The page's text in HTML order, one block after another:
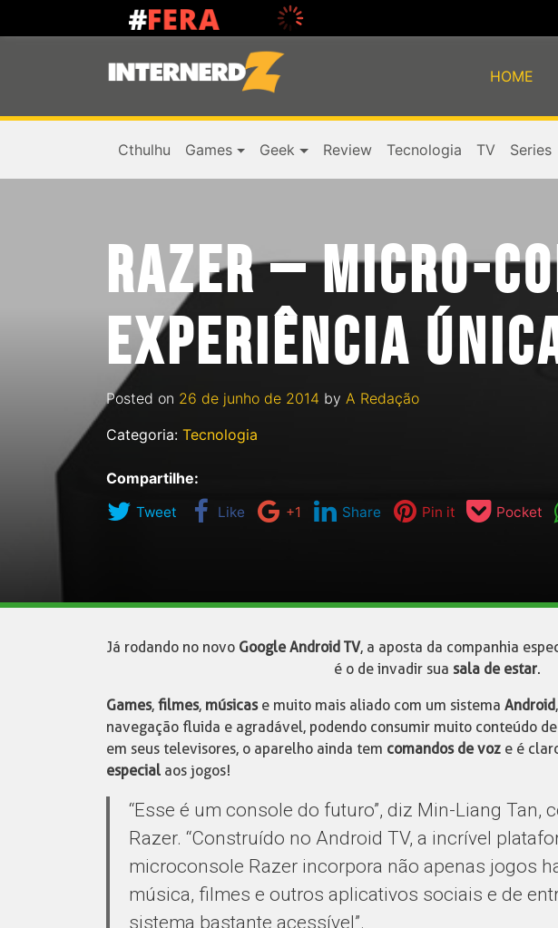
HOME
Cthulhu Games Geek Review Tecnologia TV Series
RAZER – MICRO-
EXPERIÊNCIA
Posted on 26 de junho de 2014 by A Redação
Categoria: Tecnologia
Compartilhe:
Tweet Like +1 Share Pin it Pocket
Já rodando no novo Google Android TV, a aposta da companhia
é o de invadir sua sala de estar.
Games, filmes, músicase muito mais aliado com um sistema Android
navegação fluida e agradável, podendo consumir muito conteúdo
em seus televisores, o aparelho ainda tem comandos de voz e é
especial aos jogos!
“Esse é um console do futuro”, diz Min-Liang Tan,
Razer. “Construído no Android TV, a incrível
microconsole Razer incorpora não apenas jogos
música, filmes e outros aplicativos sociais e de
sistema bastante acessível”.